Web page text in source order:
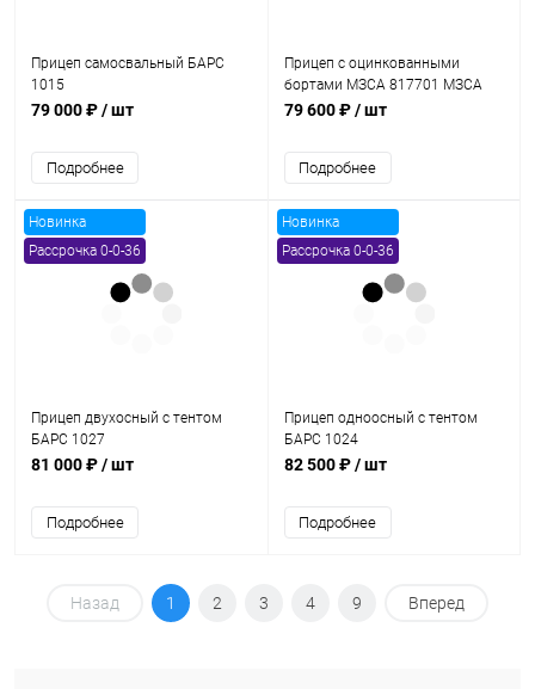
Прицеп самосвальный БАРС
1015
79 000 ₽/ шт
Подробнее
Прицеп с оцинкованными
бортами МЗСА 817701 МЗСА
817701 024
79 600 ₽/ шт
Подробнее
Новинка
Рассрочка 0-0-36
Прицеп двухосный с тентом
БАРС 1027
81 000 ₽/ шт
Подробнее
Новинка
Рассрочка 0-0-36
Прицеп одноосный с тентом
БАРС 1024
82 500 ₽/ шт
Подробнее
Назад 1 2 3 4 9 Вперед